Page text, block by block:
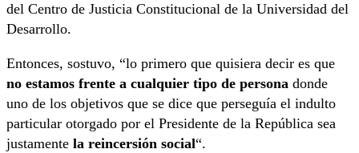
del Centro de Justicia Constitucional de la Universidad del
Desarrollo.
Entonces, sostuvo, “lo primero que quisiera decir es que
no estamos frente a cualquier tipo de persona donde
uno de los objetivos que se dice que perseguía el indulto
particular otorgado por el Presidente de la República sea
justamente la reincersión social“.